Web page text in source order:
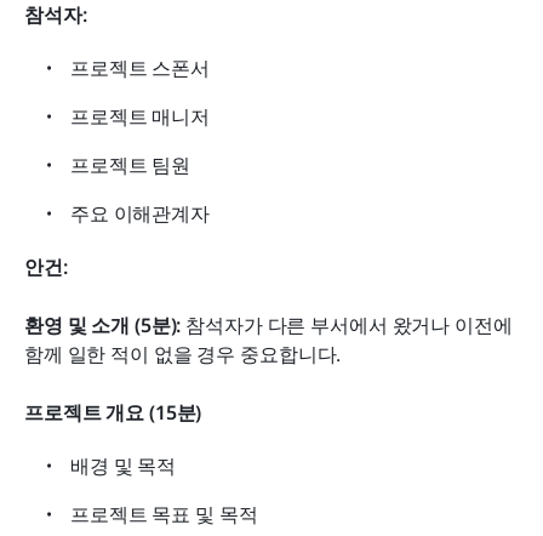
참석자:
프로젝트 스폰서
프로젝트 매니저
프로젝트 팀원
주요 이해관계자
안건:
환영 및 소개 (5분): 참석자가 다른 부서에서 왔거나 이전에
함께 일한 적이 없을 경우 중요합니다.
프로젝트 개요 (15분)
배경 및 목적
프로젝트 목표 및 목적